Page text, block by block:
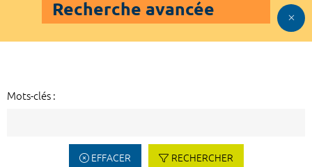
Recherche avancée
Mots-clés :
EFFACER RECHERCHER